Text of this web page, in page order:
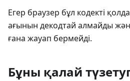
Егер браузер бұл кодекті
ағынын декодтай алмайды
ғана жауап бермейді.
Бұны қалай